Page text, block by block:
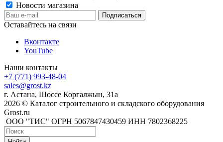
Новости магазина
Оставайтесь на связи
Вконтакте
YouTube
Наши контакты
+7 (771) 993-48-04
sales@grost.kz
г. Астана, Шоссе Коргалжын, 31а
2026 © Каталог строительного и складского оборудования
Grost.ru
ООО "ТИС" ОГРН 5067847430459 ИНН 7802368225